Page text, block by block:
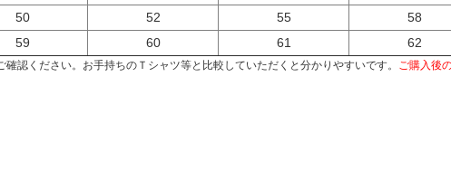
50 52 55
58
59 60 61 62
認ください。お手持ちのＴシャツ等と比較していただくと分かりやすいです。 ご購入後